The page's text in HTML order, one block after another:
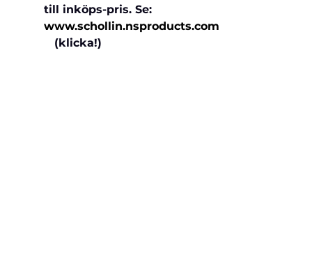
till inköps-pris. Se:
www.schollin.nsproducts.com
(klicka!)